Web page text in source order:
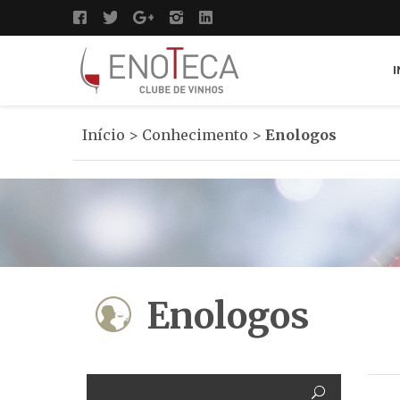
Início > Conhecimento > Enologos
Enologos